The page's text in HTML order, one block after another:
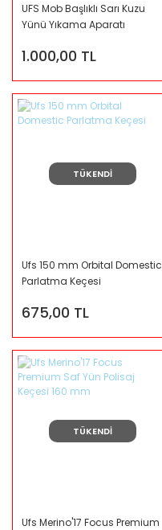
UFS Mob Başlıklı Sarı Kuzu
Yünü Yıkama Aparatı
1.000,00 TL
TÜKENDİ
Ufs 150 mm Orbital Domestic
Parlatma Keçesi
675,00 TL
TÜKENDİ
Ufs Merino'17 Focus Premium